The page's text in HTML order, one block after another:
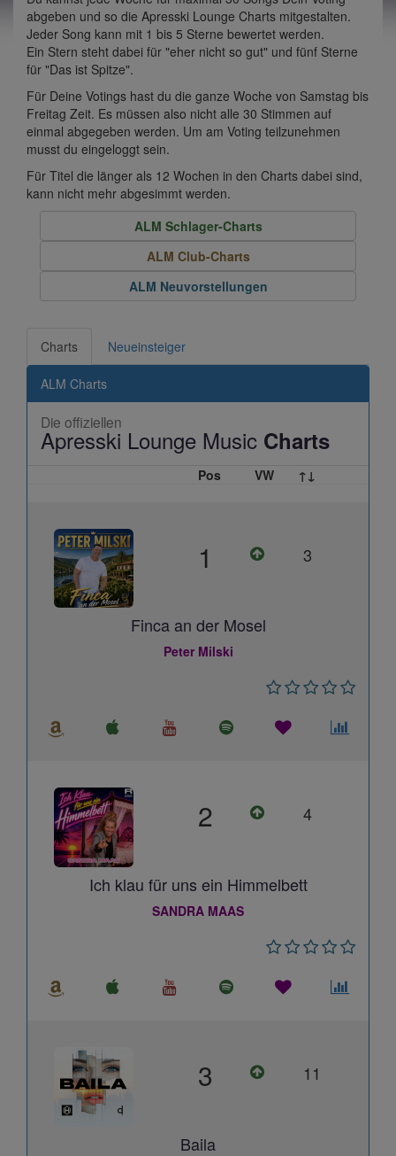
abgeben und so die Apresski Lounge Charts mitgestalten.
Jeder Song kann mit 1 bis 5 Sterne bewertet werden.
Ein Stern steht dabei für "eher nicht so gut" und fünf Sterne
für "Das ist Spitze".
Für Deine Votings hast du die ganze Woche von Samstag bis
Freitag Zeit. Es müssen also nicht alle 30 Stimmen auf
einmal abgegeben werden. Um am Voting teilzunehmen
musst du eingeloggt sein.
Für Titel die länger als 12 Wochen in den Charts dabei sind,
kann nicht mehr abgesimmt werden.
ALM Schlager-Charts
ALM Club-Charts
ALM Neuvorstellungen
Charts Neueinsteiger
ALM Charts
Die offiziellen
Apresski Lounge Music Charts
Pos VW ↑↓
1 3
Finca an der Mosel
Peter Milski
2 4
Ich klau für uns ein Himmelbett
SANDRA MAAS
3 11
Baila